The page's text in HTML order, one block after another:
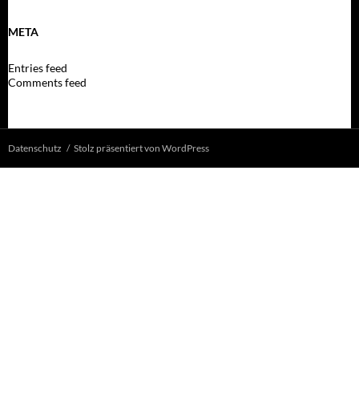
META
Entries feed
Comments feed
Datenschutz Stolz präsentiert von WordPress